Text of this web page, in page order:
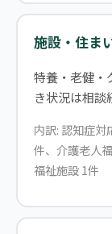
施設・住ま
特養・老健・
き状況は相談
内訳: 認知症対
件、介護老人
福祉施設 1件